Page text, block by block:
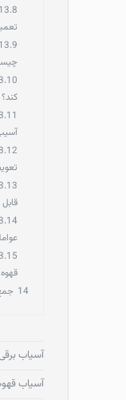
13.8
13.9
کند؟
14
آسیاب
آسیاب